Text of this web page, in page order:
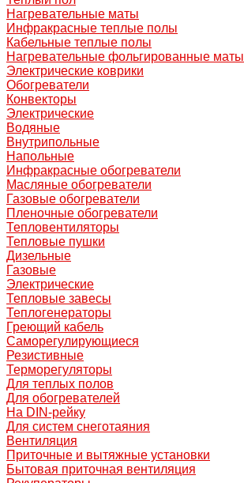
Нагревательные маты
Инфракрасные теплые полы
Кабельные теплые полы
Нагревательные фольгированные маты
Электрические коврики
Обогреватели
Конвекторы
Электрические
Водяные
Внутрипольные
Напольные
Инфракрасные обогреватели
Масляные обогреватели
Газовые обогреватели
Пленочные обогреватели
Тепловентиляторы
Тепловые пушки
Дизельные
Газовые
Электрические
Тепловые завесы
Теплогенераторы
Греющий кабель
Саморегулирующиеся
Резистивные
Терморегуляторы
Для теплых полов
Для обогревателей
На DIN-рейку
Для систем снеготаяния
Вентиляция
Приточные и вытяжные установки
Бытовая приточная вентиляция